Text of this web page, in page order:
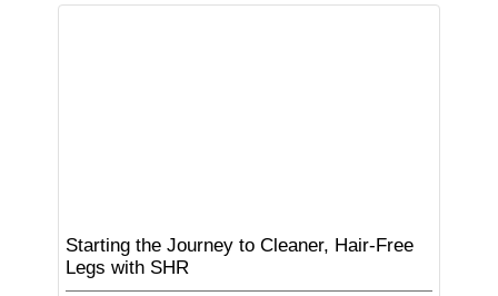
Starting the Journey to Cleaner, Hair-Free
Legs with SHR